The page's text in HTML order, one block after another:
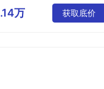
公司
万 获取底价